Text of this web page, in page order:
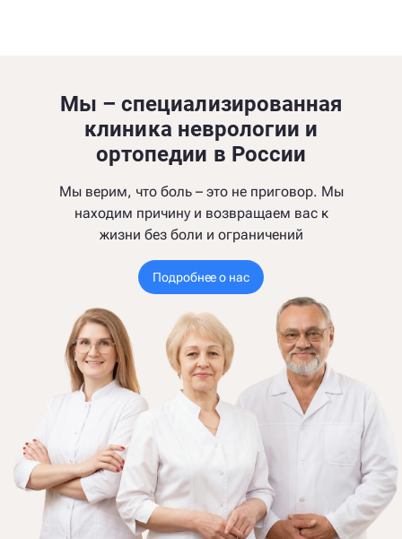
Мы – специализированная
клиника неврологии и
ортопедии в России
Мы верим, что боль – это не приговор. Мы
находим причину и возвращаем вас к
жизни без боли и ограничений
Подробнее о нас